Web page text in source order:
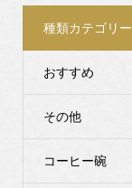
種類カテゴリー
おすすめ
その他
コーヒー碗